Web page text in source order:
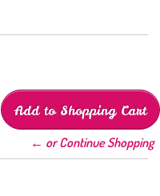
← or Continue Shopping